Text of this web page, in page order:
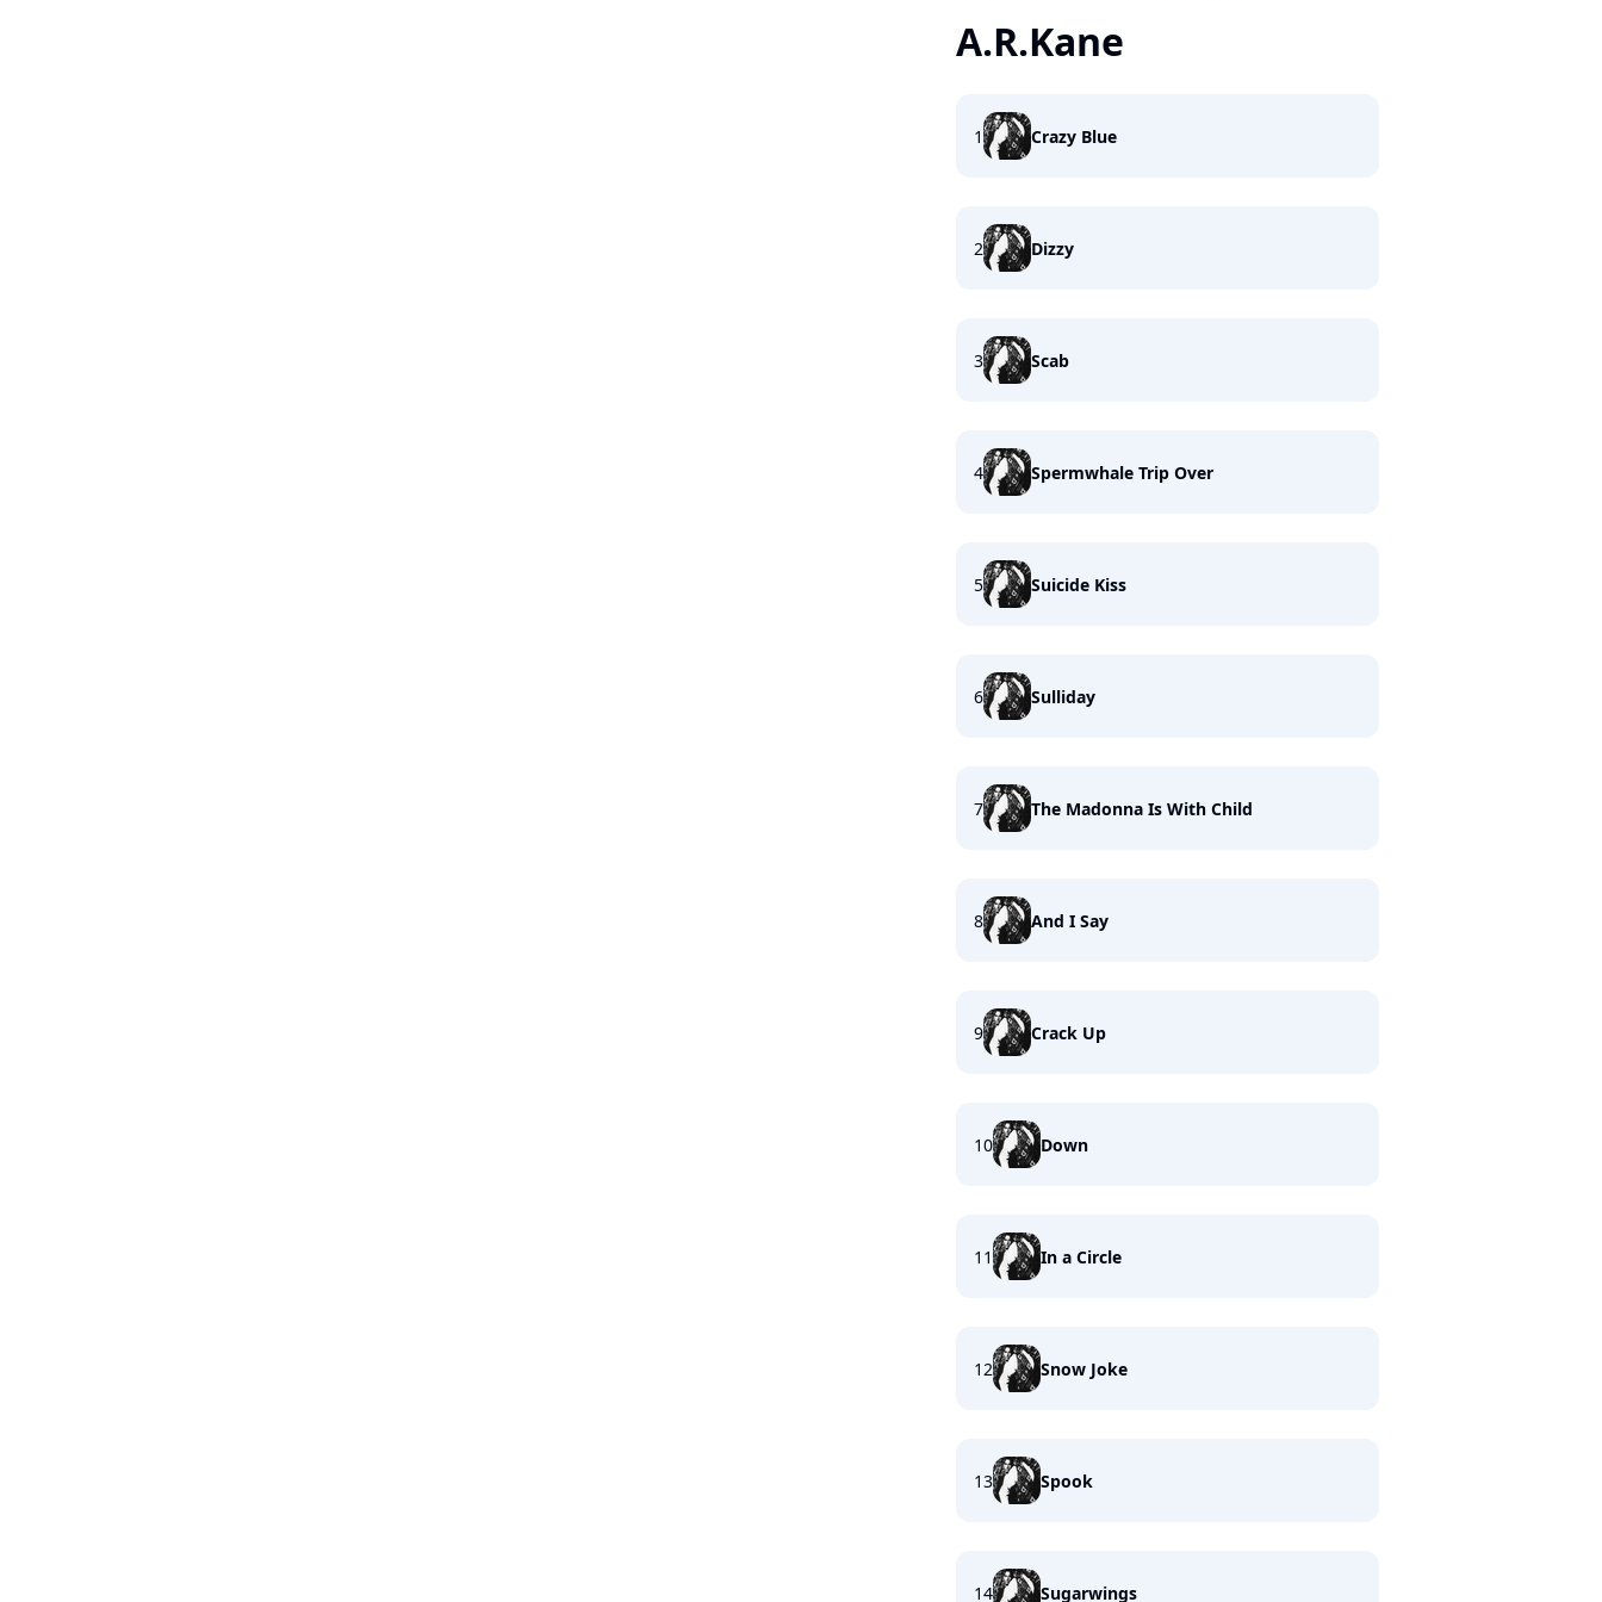
A.R.Kane
1 Crazy Blue
2 Dizzy
3 Scab
4 Spermwhale Trip Over
5 Suicide Kiss
6 Sulliday
7 The Madonna Is With Child
8 And I Say
9 Crack Up
10 Down
11 In a Circle
12 Snow Joke
13 Spook
14 Sugarwings